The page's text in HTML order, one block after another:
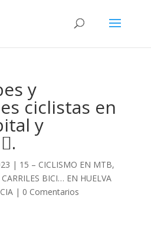
y
ciclistas en
y
| 15 – CICLISMO EN MTB,
BICI… EN HUELVA
| 0 Comentarios